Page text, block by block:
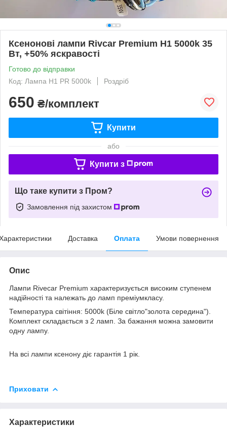
Ксенонові лампи Rivcar Premium H1 5000k 35
Вт, +50% яскравості
Готово до відправки
Код: Лампа H1 PR 5000k
Роздріб
650 ₴/комплект
Купити
або
Купити з
Що таке купити з Пром?
Замовлення під захистом
Доставка Оплата Умови повернення
Опис
Лампи Rivecar Premium характеризується високим ступенем
надійності та належать до ламп преміумкласу.
Температура світіння: 5000k (Біле світло"золота середина").
Комплект складається з 2 ламп. За бажання можна замовити
одну лампу.
На всі лампи ксенону діє гарантія 1 рік.
Приховати
Характеристики